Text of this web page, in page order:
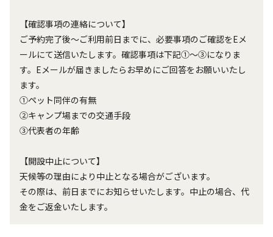
【確認事項の連絡について】
ご予約完了後～ご利用前日までに、必要事項のご確認をEメ
ールにて送信いたします。確認事項は下記①～③になりま
す。Eメールが届きましたらお早めにご回答をお願いいたし
ます。
①ペット同伴の有無
②キャンプ場までの交通手段
③代表者の年齢
【開設中止について】
天候等の理由により中止となる場合がございます。
その際は、前日までにお知らせいたします。中止の場合、代
金をご返金いたします。